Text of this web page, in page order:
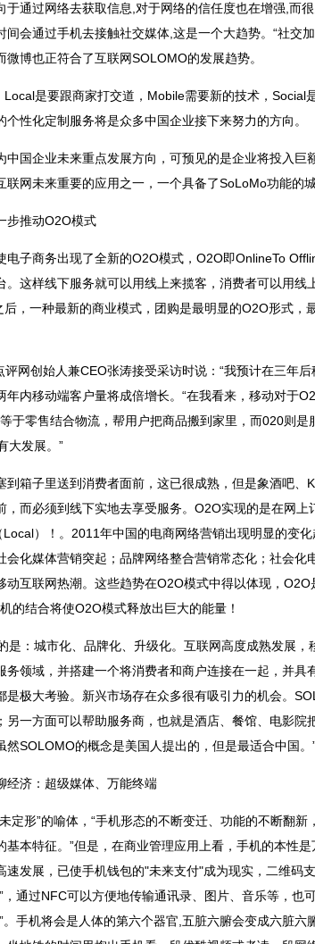
于通过网络去获取信息,对于网络的信任度也在增强,而
间会通过手机去接触社交媒体,这是一个大趋势。“社交
博也正符合了互联网SOLOMO的发展趋势。
是要跟商家打交道，Mobile需要新的技术，
个性化定制服务将是众多中国企业接下来努力的方向。
中国企业未来重点发展方向，可预见的是企业将投入
联网未来重要的应用之一，一个具备了SoLoMo功能的
步推动O2O模式
电子商务出现了全新的O2O模式，O2O即OnlineTo
。这样线下服务就可以用线上来揽客，消费者可以用
，一种最新的商业模式，团购是最明显的O2O形式，
网创始人兼CEO张涛接受采访时说：“我预计在三年
年内移动端客户量将成倍增长。“在我看来，移动对于
等于零售结合物流，帮用户把商品搬到家里，而020则
大发展。”
到箱子里送到消费者面前，这已很成熟，但是象酒吧
，而必须到线下实地去享受服务。O2O实现的是在网
Local）！。2011年中国的电商网络营销出现明显的变
会化媒体营销突起；品牌网络整合营销常态化；社会
动互联网热潮。这些趋势在O2O模式中得以体现，
的结合将使O2O模式释放出巨大的能量！
是：城市化、品牌化、升级化。互联网高度成熟发展
务领域，并搭建一个将消费者和商户连接在一起，并
是极大考验。新兴市场存在众多很有吸引力的机会。
另一方面可以帮助服务商，也就是酒店、餐馆、电影
然SOLOMO的概念是美国人提出的，但是最适合中国。
经济：超级媒体、万能终端
定形”的喻体，“手机形态的不断变迁、功能的不断翻
基本特征。”但是，在商业管理应用上看，手机的本性
速发展，已使手机钱包的"未来支付"成为现实，二维
，通过NFC可以方便地传输通讯录、图片、音乐等，
。手机将会是人体的第六个器官,五脏六腑会变成六脏